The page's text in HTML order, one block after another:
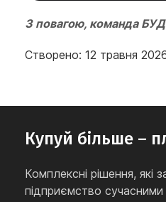
З повагою, команда
Створено: 12 травня
Купуй більше –
Комплексні рішення, які
підприємство